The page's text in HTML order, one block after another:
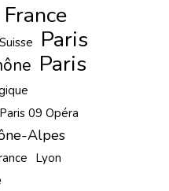
France
Suisse Paris
Paris
Paris 09 Opéra
Alpes
Lyon